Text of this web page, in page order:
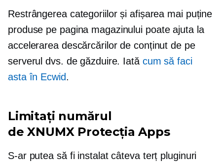
Restrângerea categoriilor și afișarea mai puține
produse pe pagina magazinului poate ajuta la
accelerarea descărcărilor de conținut de pe
serverul dvs. de găzduire. Iată cum să faci
asta în Ecwid.
Limitați numărul
deXNUMX ProtecțiaApps
S-ar putea să fi instalat câteva terț pluginuri